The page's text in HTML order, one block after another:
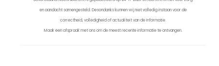
en aandacht samengesteld. Desondanks kunnen wij niet volledig instaan voor de
correctheid, volledigheid of actualiteit van de informatie.
Maak een afspraak met ons om de meest recente informatie te ontvangen.